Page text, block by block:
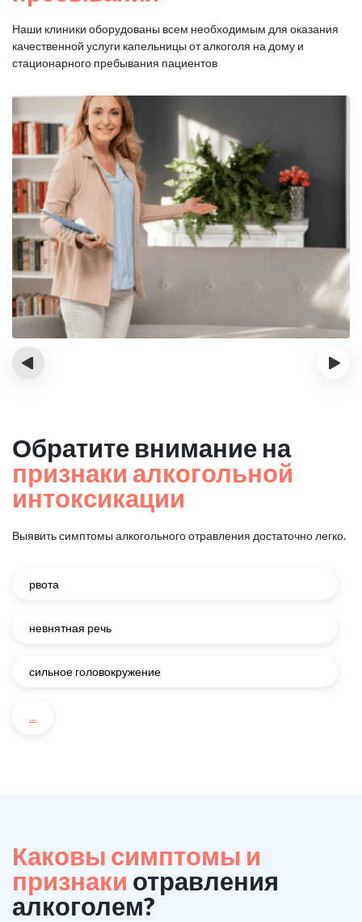
Наши клиники оборудованы всем необходимым для оказания
качественной услуги капельницы от алкоголя на дому и
стационарного пребывания пациентов
‹ ›
Обратите внимание на
признаки алкогольной
интоксикации
Выявить симптомы алкогольного отравления достаточно легко.
рвота
невнятная речь
сильное головокружение
...
Каковы симптомы и
признаки отравления
алкоголем?